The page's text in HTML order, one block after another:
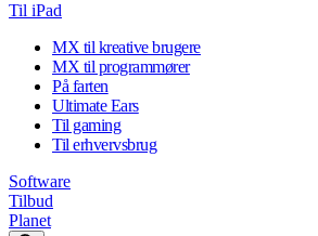
Til iPad
MX til kreative brugere
MX til programmører
På farten
Ultimate Ears
Til gaming
Til erhvervsbrug
Software
Tilbud
Planet